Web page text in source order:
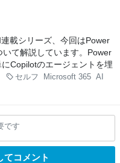
載シリーズ、今回はPower
て解説しています。Power
Copilotのエージェントを埋
セルフ Microsoft 365 AI
です
てコメント